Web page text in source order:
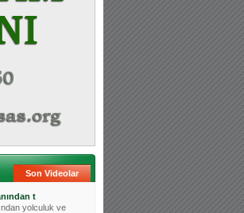
tribünlerimizi
İleri'nin dü
(Duka)
Son Videolar
t
yolculuk ve